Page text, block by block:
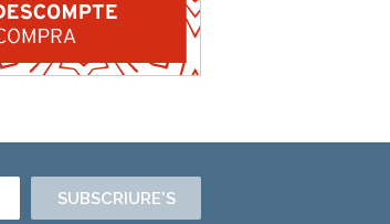
SUBSCRIURE'S